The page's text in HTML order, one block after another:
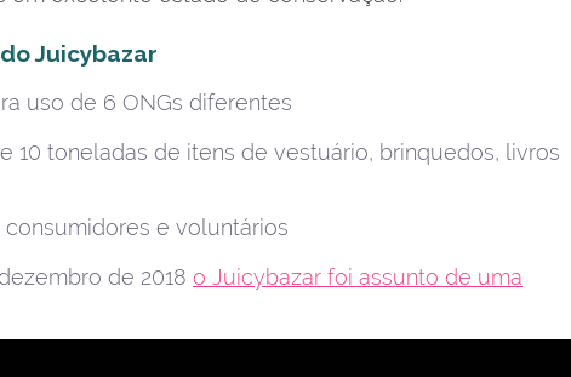
Juicybazar
uso de 6 ONGs diferentes
10 toneladas de itens de vestuário, brinquedos, livros
e voluntários
de 2018 o Juicybazar foi assunto de uma